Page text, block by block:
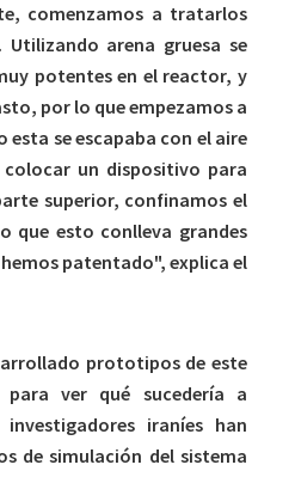
comenzamos a tratarlos
Utilizando arena gruesa se
potentes en el reactor, y
por lo que empezamos a
se escapaba con el aire
un dispositivo para
superior, confinamos el
que esto conlleva grandes
patentado", explica el
prototipos de este
ver qué sucedería a
iraníes han
de simulación del sistema